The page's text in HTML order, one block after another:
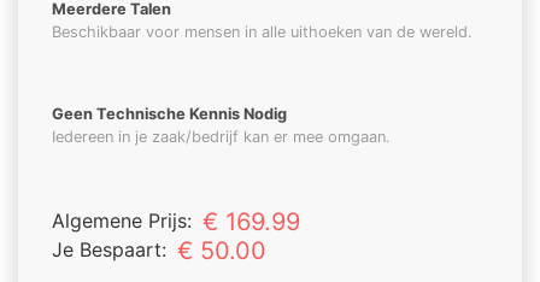
Meerdere Talen
Beschikbaar voor mensen in alle uithoeken van de wereld.
Geen Technische Kennis Nodig
Iedereen in je zaak/bedrijf kan er mee omgaan.
Algemene Prijs: € 169.99
Je Bespaart: € 50.00